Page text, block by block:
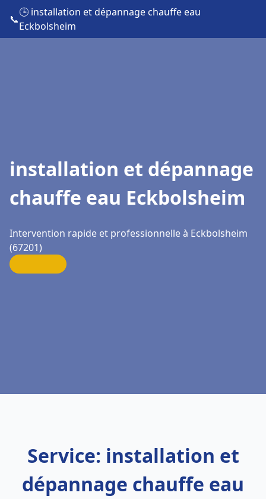
📞
🕒 installation et dépannage chauffe eau
Eckbolsheim
installation et dépannage
chauffe eau Eckbolsheim
Intervention rapide et professionnelle à Eckbolsheim
(67201)
Service: installation et
dépannage chauffe eau